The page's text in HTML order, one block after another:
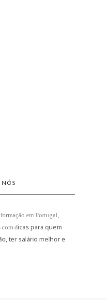
NÓS
em Portugal,
com dicas para quem
ter salário melhor e